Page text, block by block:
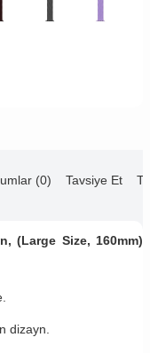
(0) Tavsiye Et
(Large Size, 160mm)
dizayn.